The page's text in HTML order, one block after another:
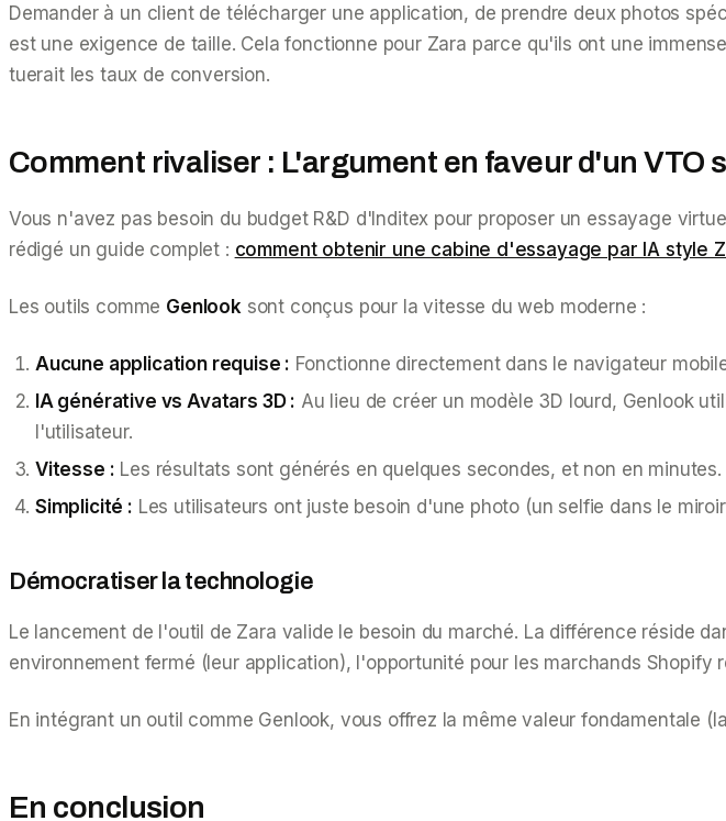
Demander à un client de télécharger une application, de prendre deux photos
est une exigence de taille. Cela fonctionne pour Zara parce qu'ils ont une
tuerait les taux de conversion.
Comment rivaliser : L'argument en faveur d'un VTO
Vous n'avez pas besoin du budget R&D d'Inditex pour proposer un essayage
rédigé un guide complet : comment obtenir une cabine d'essayage par IA style
Les outils comme Genlook sont conçus pour la vitesse du web moderne :
Aucune application requise : Fonctionne directement dans le navigateur
IA générative vs Avatars 3D : Au lieu de créer un modèle 3D lourd, Genlook
l'utilisateur.
Vitesse : Les résultats sont générés en quelques secondes, et non en minutes.
Simplicité : Les utilisateurs ont juste besoin d'une photo (un selfie dans le
Démocratiser la technologie
Le lancement de l'outil de Zara valide le besoin du marché. La différence réside
environnement fermé (leur application), l'opportunité pour les marchands Shopify
En intégrant un outil comme Genlook, vous offrez la même valeur fondamentale
En conclusion